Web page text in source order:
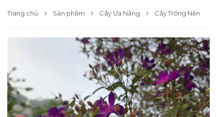
Trang chủ Sản phẩm Cây Ưa Nắng Cây Trồng Nền